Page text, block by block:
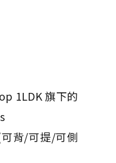
1LDK 旗下的
背/可提/可側